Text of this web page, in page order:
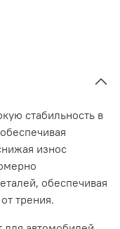
стабильность в
износ
обеспечивая
трения.